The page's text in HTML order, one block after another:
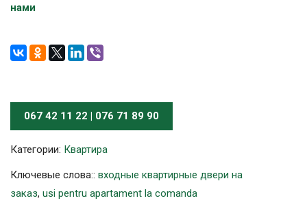
нами
067 42 11 22 | 076 71 89 90
Категории: Квартира
Ключевые слова:: входные квартирные двери на
заказ, usi pentru apartament la comanda